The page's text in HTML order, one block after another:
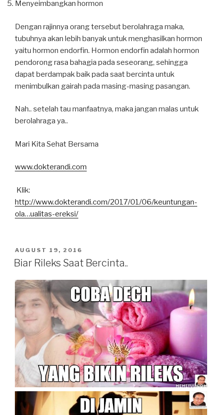
Menyeimbangkan hormon
Dengan rajinnya orang tersebut berolahraga maka,
tubuhnya akan lebih banyak untuk menghasilkan hormon
yaitu hormon endorfin. Hormon endorfin adalah hormon
pendorong rasa bahagia pada seseorang, sehingga
dapat berdampak baik pada saat bercinta untuk
menimbulkan gairah pada masing-masing pasangan.
Nah.. setelah tau manfaatnya, maka jangan malas untuk
berolahraga ya..
Mari Kita Sehat Bersama
www.dokterandi.com
Klik:
http://www.dokterandi.com/2017/01/06/keuntungan-
ola…ualitas-ereksi/
POSTED
ON
AUGUST 19, 2016
Biar Rileks Saat Bercinta..